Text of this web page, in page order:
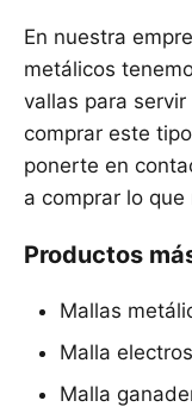
En nuestra
metálicos
vallas para
comprar este
ponerte en
a comprar lo
Productos
Mallas
Malla
Malla